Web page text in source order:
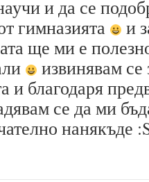
и да се
гимназията
и
ще ми е
извинявам се
и благодаря
се да ми
нанякъде